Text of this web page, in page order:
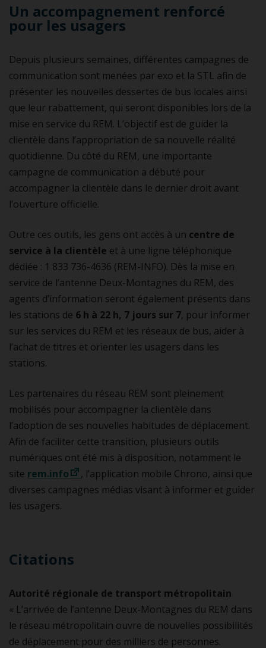
Un accompagnement renforcé
pour les usagers
Depuis plusieurs semaines, différentes campagnes de
communication sont menées par exo et la STL afin de
présenter les nouvelles dessertes de bus locales ainsi
que leur rabattement, qui seront disponibles lors de la
mise en service du REM. L’objectif est de guider la
clientèle dans l’appropriation de sa nouvelle réalité
quotidienne. Du côté du REM, une importante
campagne de communication a débuté pour
accompagner la clientèle dans le dernier droit avant
l’ouverture officielle.
Outre ces outils, les gens ont accès à un centre de
service à la clientèle et à une ligne téléphonique
dédiée : 1 833 736-4636 (REM-INFO). Dès la mise en
service de l’antenne Deux-Montagnes du REM, des
agents d’information seront également présents dans
les stations de 6 h à 22 h, 7 jours sur 7, pour informer
sur les services du REM et les réseaux de bus, aider à
l’achat de titres et orienter les usagers dans les
stations.
Les partenaires du réseau REM sont pleinement
mobilisés pour accompagner la clientèle dans
l’adoption de ses nouvelles habitudes de déplacement.
Afin de faciliter cette transition, plusieurs outils
numériques ont été mis à disposition, notamment le
site rem.info
, l’application mobile Chrono, ainsi que
diverses campagnes médias visant à informer et guider
les usagers.
Citations
Autorité régionale de transport métropolitain
« L’arrivée de l’antenne Deux-Montagnes du REM dans
le réseau métropolitain ouvre de nouvelles possibilités
de déplacement pour des milliers de personnes.